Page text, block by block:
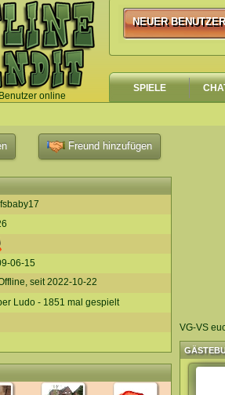
online
NEUER
NEUER BENUTZER
SPIELE
Freund hinzufügen
06-15
seit2022-10-22
Ludo - 1851 mal gespielt
VG-VS